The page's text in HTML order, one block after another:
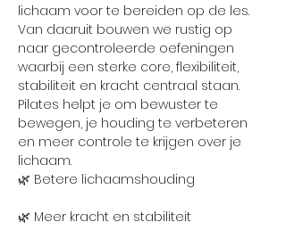
lichaam voor te bereiden op de les.
Van daaruit bouwen we rustig op
naar gecontroleerde oefeningen
waarbij een sterke core, flexibiliteit,
stabiliteit en kracht centraal staan.
Pilates helpt je om bewuster te
bewegen, je houding te verbeteren
en meer controle te krijgen over je
lichaam.
🌿 Betere lichaamshouding
🌿 Meer kracht en stabiliteit